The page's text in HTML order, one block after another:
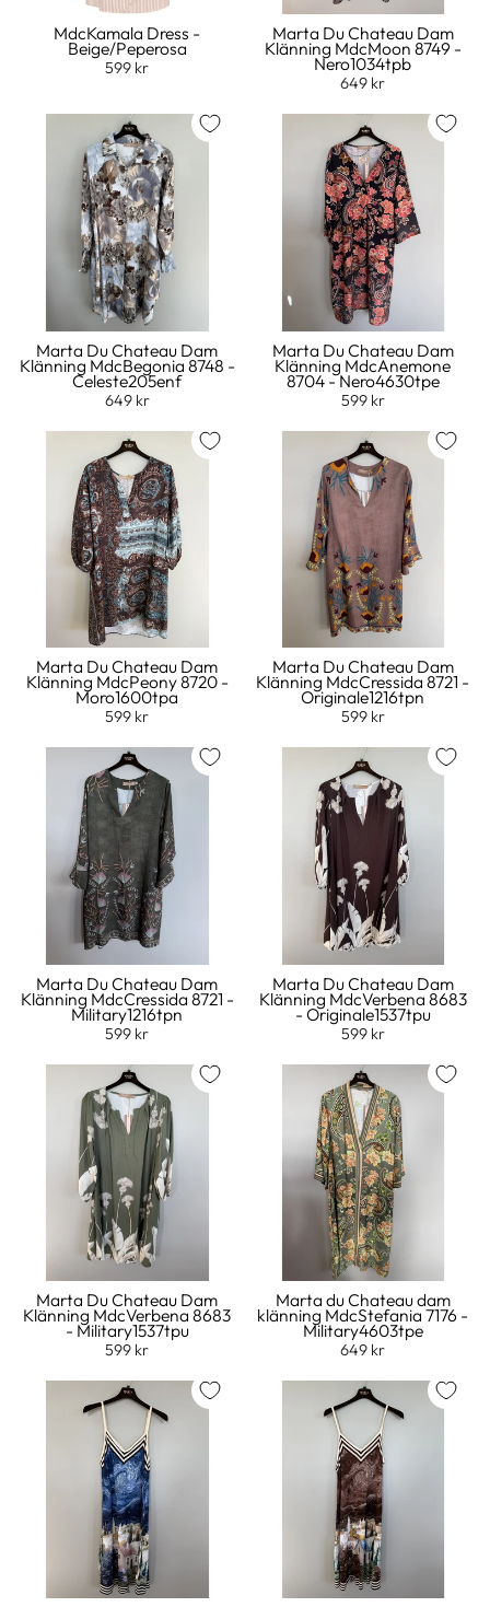
MdcKamala Dress -
Beige/Peperosa
599 kr
Marta Du Chateau Dam
Klänning MdcMoon 8749 -
Nero1034tpb
649 kr
Marta Du Chateau Dam
Klänning MdcBegonia 8748 -
Celeste205enf
649 kr
Marta Du Chateau Dam
Klänning MdcAnemone
8704 - Nero4630tpe
599 kr
Marta Du Chateau Dam
Klänning MdcPeony 8720 -
Moro1600tpa
599 kr
Marta Du Chateau Dam
Klänning MdcCressida 8721 -
Originale1216tpn
599 kr
Marta Du Chateau Dam
Klänning MdcCressida 8721 -
Military1216tpn
599 kr
Marta Du Chateau Dam
Klänning MdcVerbena 8683
- Originale1537tpu
599 kr
Marta Du Chateau Dam
Klänning MdcVerbena 8683
- Military1537tpu
599 kr
Marta du Chateau dam
klänning MdcStefania 7176 -
Military4603tpe
649 kr